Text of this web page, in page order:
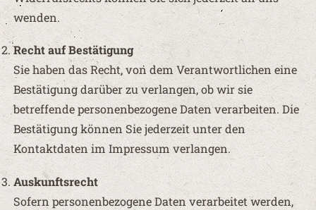
wenden.
Recht auf Bestätigung
Sie haben das Recht, von dem Verantwortlichen eine
Bestätigung darüber zu verlangen, ob wir sie
betreffende personenbezogene Daten verarbeiten. Die
Bestätigung können Sie jederzeit unter den
Kontaktdaten im Impressum verlangen.
Auskunftsrecht
Sofern personenbezogene Daten verarbeitet werden,